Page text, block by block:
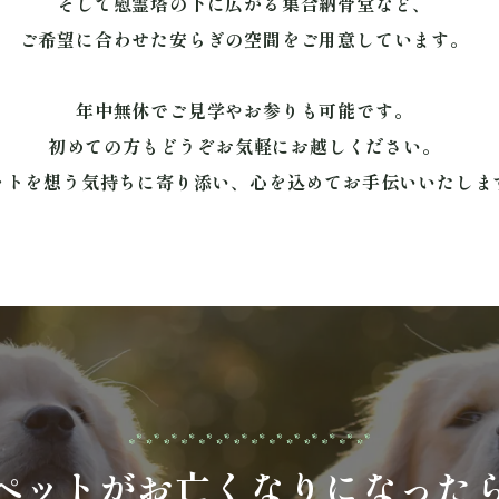
ご希望に合わせた安らぎの空間をご用意しています。
年中無休でご見学やお参りも可能です。
初めての方もどうぞお気軽にお越しください。
トを想う気持ちに寄り添い、心を込めてお手伝いいたしま
ットがお亡くなりになった